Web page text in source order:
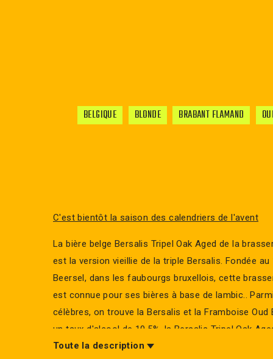
BELGIQUE BLONDE BRABANT FLAMAND
C'est bientôt la saison des calendriers de l'avent
La bière belge Bersalis Tripel Oak Aged de la
est la version vieillie de la triple Bersalis. Fondée au
Beersel, dans les faubourgs bruxellois, cette
est connue pour ses bières à base de lambic..
célèbres, on trouve la Bersalis et la Framboise Oud
un taux d'alcool de 10,5%, la Bersalis Tripel Oak
forte et savoureuse.Sour sauvage, fermentation
Toute la description